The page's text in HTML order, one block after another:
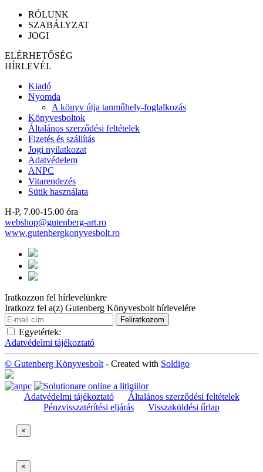
RÓLUNK
SZABÁLYZAT
JOGI
ELÉRHETŐSÉG
HÍRLEVÉL
Kiadó
Nyomda
A könyv útja tanműhely-foglalkozás
Könyvesboltok
Általános szerződési feltételek
Fizetés és szállítás
Jogi nyilatkozat
Adatvédelem
ANPC
Vitarendezés
Sütik használata
H-P, 7.00-15.00 óra
webshop@gutenberg-art.ro
www.gutenbergkonyvesbolt.ro
Iratkozzon fel hírlevelünkre
Iratkozz fel a(z) Gutenberg Könyvesbolt hírlevelére
Egyetértek:
Adatvédelmi tájékoztató
© Gutenberg Könyvesbolt - Created with Soldigo
Adatvédelmi tájékoztató
Általános szerződési feltételek
Pénzvisszatérítési eljárás
Visszaküldési űrlap
×
×